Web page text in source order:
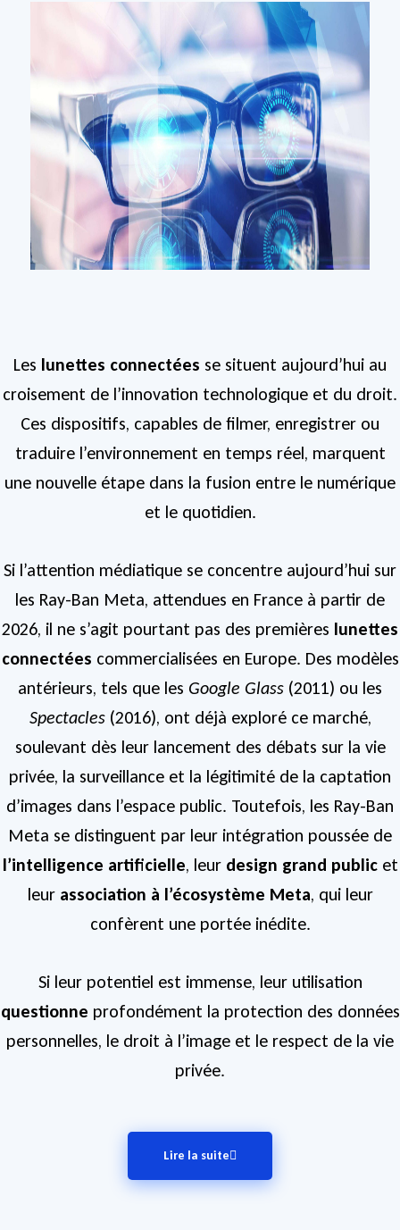
Les lunettes connectées se situent aujourd’hui au
croisement de l’innovation technologique et du droit.
Ces dispositifs, capables de filmer, enregistrer ou
traduire l’environnement en temps réel, marquent
une nouvelle étape dans la fusion entre le numérique
et le quotidien.
Si l’attention médiatique se concentre aujourd’hui sur
les Ray-Ban Meta, attendues en France à partir de
2026, il ne s’agit pourtant pas des premières lunettes
connectées commercialisées en Europe. Des modèles
antérieurs, tels que les Google Glass (2011) ou les
Spectacles (2016), ont déjà exploré ce marché,
soulevant dès leur lancement des débats sur la vie
privée, la surveillance et la légitimité de la captation
d’images dans l’espace public. Toutefois, les Ray-Ban
Meta se distinguent par leur intégration poussée de
l’intelligence artificielle, leur design grand publicet
leur association à l’écosystème Meta, qui leur
confèrent une portée inédite.
Si leur potentiel est immense, leur utilisation
questionne profondément la protection des données
personnelles, le droit à l’image et le respect de la vie
privée.
Lire la suite